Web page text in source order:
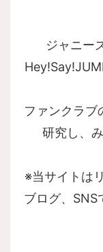
ジャニー
ファンクラブ
研究し、
※当サイトは
ブログ、SNS